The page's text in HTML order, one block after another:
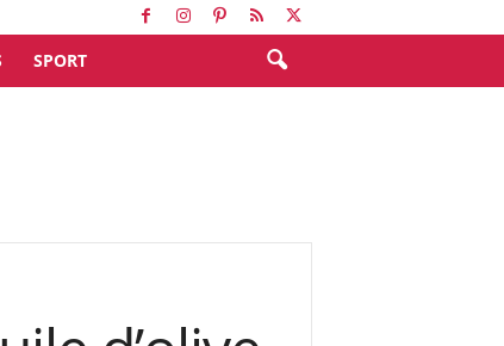
SPORT